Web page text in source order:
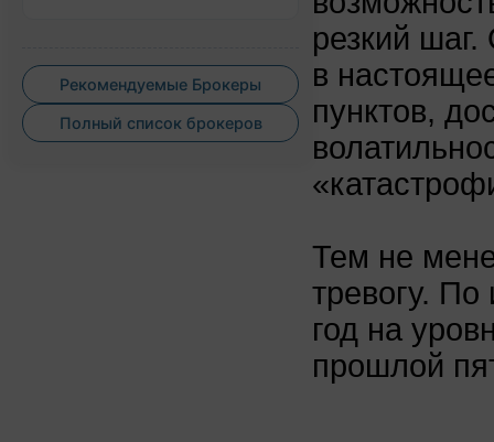
Рекомендуемые Брокеры
Полный список брокеров
резкий
в
пунктов,
Тем не
тревогу.
год на
прошлой